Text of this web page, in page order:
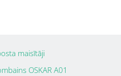
maisītāji
OSKAR A01